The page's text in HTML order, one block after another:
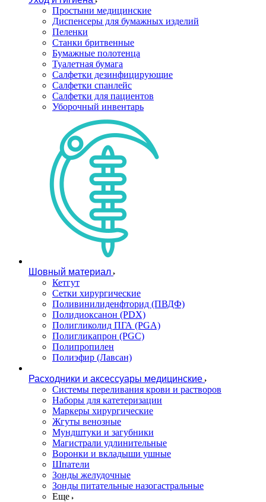
Простыни медицинские
Диспенсеры для бумажных изделий
Пеленки
Станки бритвенные
Бумажные полотенца
Туалетная бумага
Салфетки дезинфицирующие
Салфетки спанлейс
Салфетки для пациентов
Уборочный инвентарь
Шовный материал
Кетгут
Сетки хирургические
Поливинилиденфторид (ПВДФ)
Полидиоксанон (PDX)
Полигликолид ПГА (PGA)
Полигликапрон (PGC)
Полипропилен
Полиэфир (Лавсан)
Расходники и аксессуары медицинские
Системы переливания крови и растворов
Наборы для катетеризации
Маркеры хирургические
Жгуты венозные
Мундштуки и загубники
Магистрали удлинительные
Воронки и вкладыши ушные
Шпатели
Зонды желудочные
Зонды питательные назогастральные
Еще